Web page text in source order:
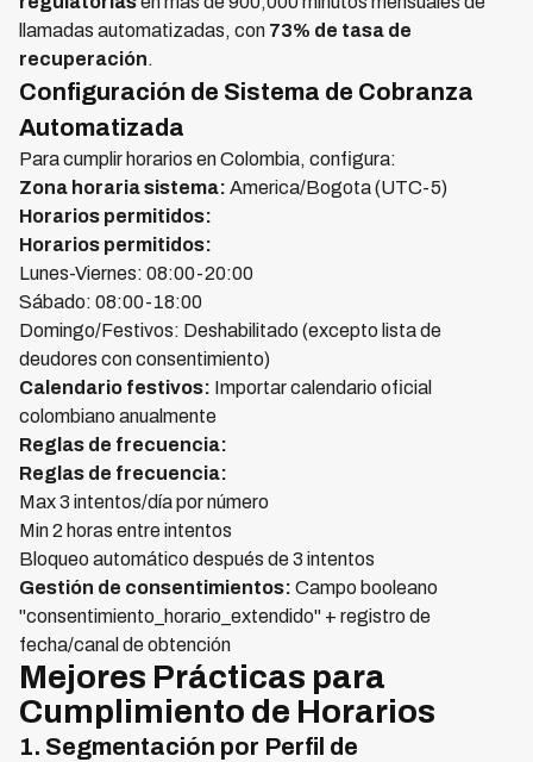
llamadas automatizadas, con 73% de tasa de
recuperación.
Configuración de Sistema de Cobranza
Automatizada
Para cumplir horarios en Colombia, configura:
Zona horaria sistema: America/Bogota (UTC-5)
Horarios permitidos:
Horarios permitidos:
Lunes-Viernes: 08:00-20:00
Sábado: 08:00-18:00
Domingo/Festivos: Deshabilitado (excepto lista de
deudores con consentimiento)
Calendario festivos: Importar calendario oficial
colombiano anualmente
Reglas de frecuencia:
Reglas de frecuencia:
Max 3 intentos/día por número
Min 2 horas entre intentos
Bloqueo automático después de 3 intentos
Gestión de consentimientos: Campo booleano
"consentimiento_horario_extendido" + registro de
fecha/canal de obtención
Mejores Prácticas para
Cumplimiento de Horarios
1. Segmentación por Perfil de